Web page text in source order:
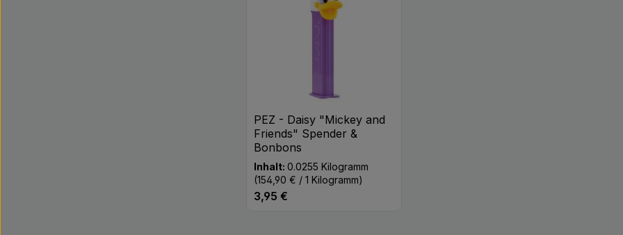
PEZ - Daisy "Mickey and
Friends" Spender &
Bonbons
Inhalt:0.0255 Kilogramm
(154,90 € / 1 Kilogramm)
Regulärer Preis:
3,95 €